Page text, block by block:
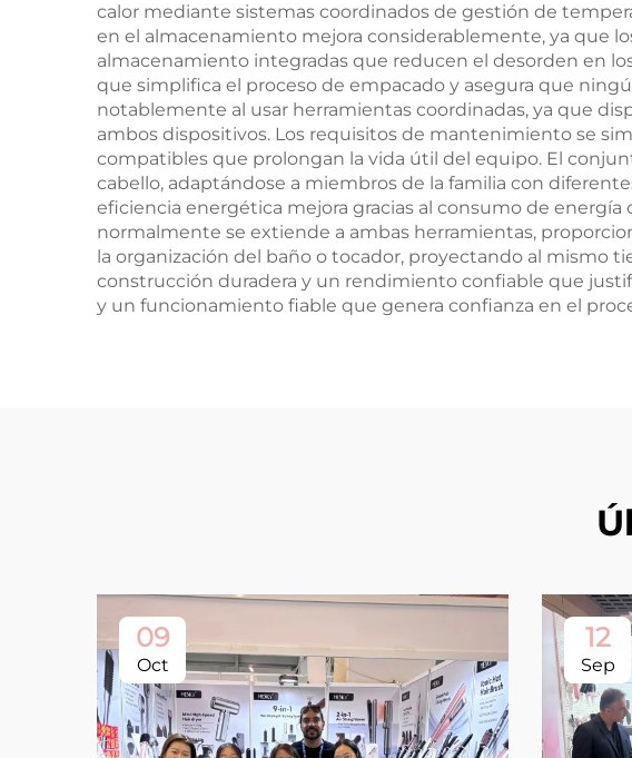
calor mediante sistemas coordinados de gestión de
en el almacenamiento mejora considerablemente, ya que
almacenamiento integradas que reducen el desorden en
que simplifica el proceso de empacado y asegura que
notablemente al usar herramientas coordinadas, ya que
ambos dispositivos. Los requisitos de mantenimiento se
compatibles que prolongan la vida útil del equipo. El
cabello, adaptándose a miembros de la familia con
eficiencia energética mejora gracias al consumo de
normalmente se extiende a ambas herramientas,
la organización del baño o tocador, proyectando al mismo
construcción duradera y un rendimiento confiable que
y un funcionamiento fiable que genera confianza en el
09
Oct
12
Sep